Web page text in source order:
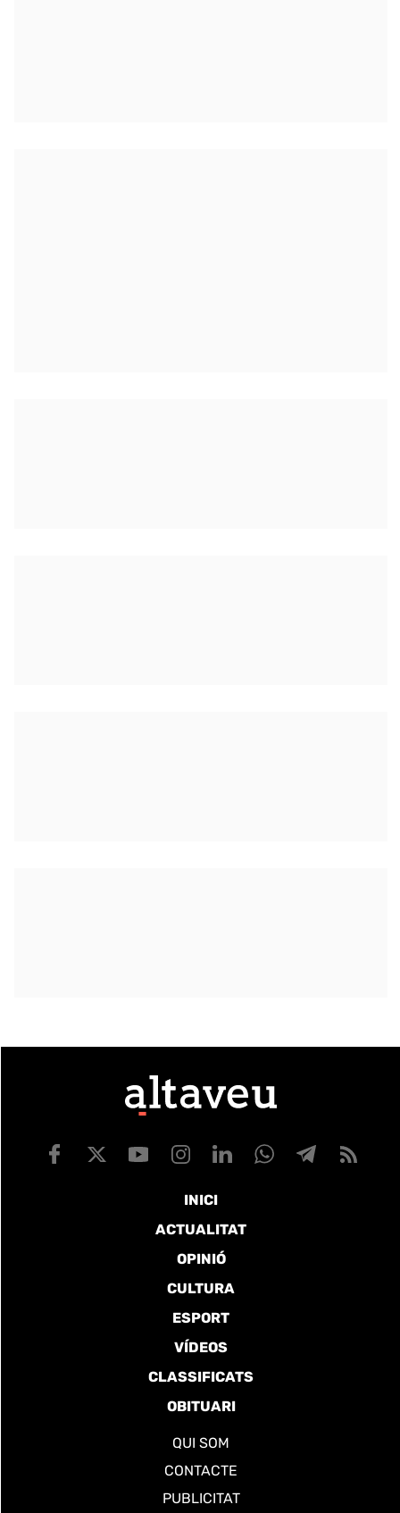
INICI
ACTUALITAT
OPINIÓ
CULTURA
ESPORT
VÍDEOS
CLASSIFICATS
OBITUARI
QUI SOM
CONTACTE
PUBLICITAT